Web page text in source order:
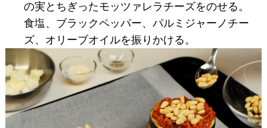
の実とちぎったモッツァレラチーズをのせる。
食塩、ブラックペッパー、パルミジャーノチー
ズ、オリーブオイルを振りかける。